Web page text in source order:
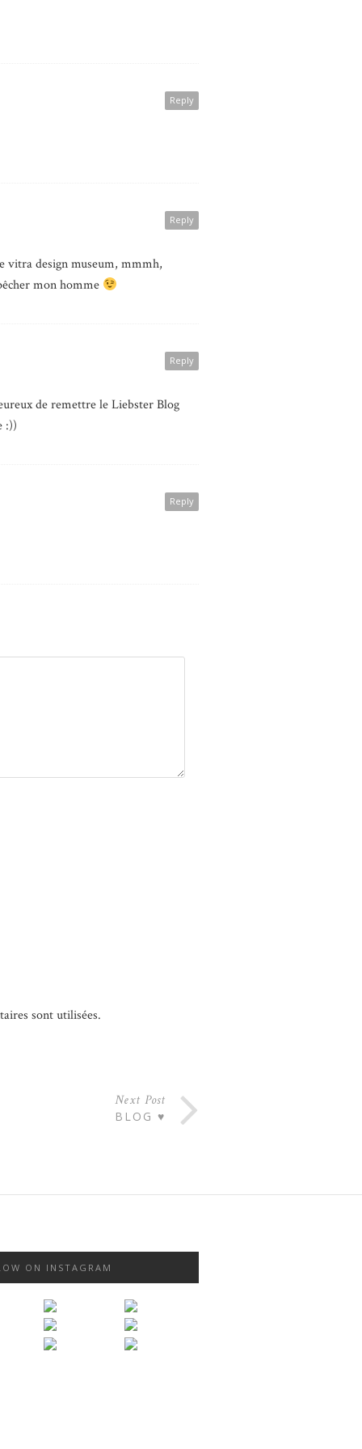
Reply
Reply
vitra design museum, mmmh,
mon homme
Reply
de remettre le Liebster Blog
:))
Reply
sont utilisées.
Next Post
BLOG ♥
ON INSTAGRAM